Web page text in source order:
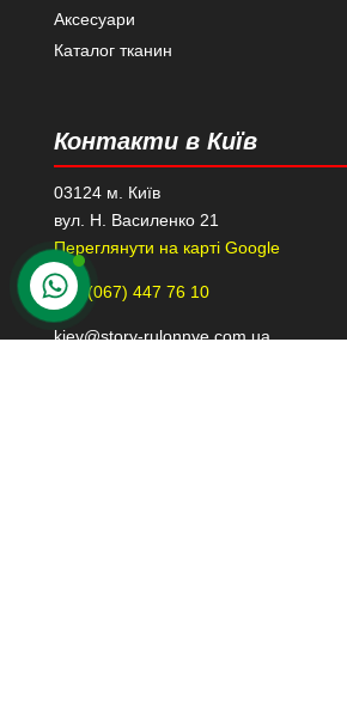
Аксесуари
Каталог тканин
Контакти в Київ
03124 м. Київ
вул. Н. Василенко 21
Переглянути на карті Google
+38 (067) 447 76 10
kiev@story-rulonnye.com.ua